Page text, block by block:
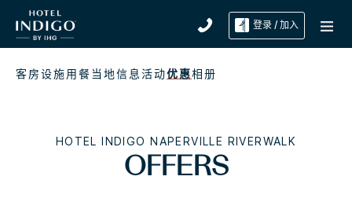
登录 / 加入
客房设施用餐当地信息活动优惠相册
HOTEL INDIGO NAPERVILLE RIVERWALK
OFFERS